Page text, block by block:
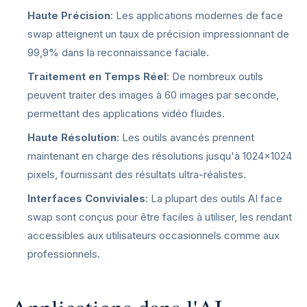
Haute Précision: Les applications modernes de face
swap atteignent un taux de précision impressionnant de
99,9% dans la reconnaissance faciale.
Traitement en Temps Réel: De nombreux outils
peuvent traiter des images à 60 images par seconde,
permettant des applications vidéo fluides.
Haute Résolution: Les outils avancés prennent
maintenant en charge des résolutions jusqu'à 1024×1024
pixels, fournissant des résultats ultra-réalistes.
Interfaces Conviviales: La plupart des outils AI face
swap sont conçus pour être faciles à utiliser, les rendant
accessibles aux utilisateurs occasionnels comme aux
professionnels.